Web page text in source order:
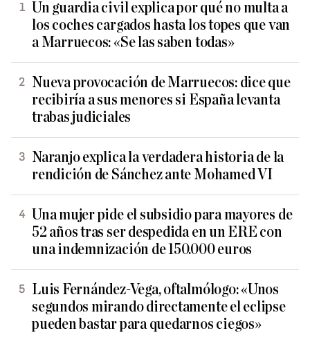
Un guardia civil explica por qué no multa a
los coches cargados hasta los topes que van
a Marruecos: «Se las saben todas»
Nueva provocación de Marruecos: dice que
recibiría a sus menores si España levanta
trabas judiciales
Naranjo explica la verdadera historia de la
rendición de Sánchez ante Mohamed VI
Una mujer pide el subsidio para mayores de
52 años tras ser despedida en un ERE con
una indemnización de 150.000 euros
Luis Fernández-Vega, oftalmólogo: «Unos
segundos mirando directamente el eclipse
pueden bastar para quedarnos ciegos»